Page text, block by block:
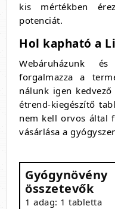
kis mértékben
potenciát.
Hol kapható a
Webáruházunk
forgalmazza a
nálunk igen
étrend-kiegészítő
nem kell orvos által
vásárlása a
összetevők
1 adag: 1 tabletta